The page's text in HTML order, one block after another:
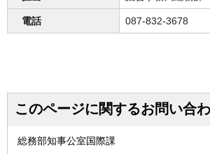
電話 087-832-3678
このページに関するお問い合
総務部知事公室国際課